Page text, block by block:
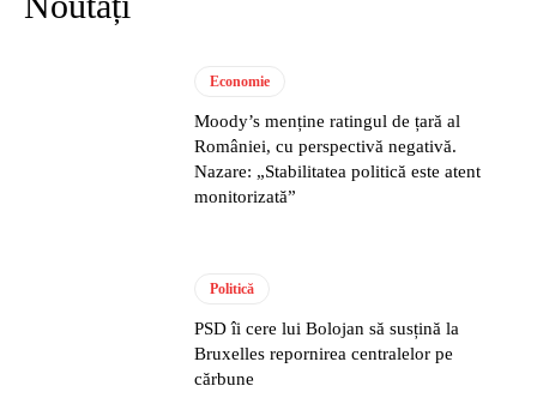
Economie
Moody’s menține ratingul de țară al
României, cu perspectivă negativă.
Nazare: „Stabilitatea politică este atent
monitorizată”
Politică
PSD îi cere lui Bolojan să susțină la
Bruxelles repornirea centralelor pe
cărbune